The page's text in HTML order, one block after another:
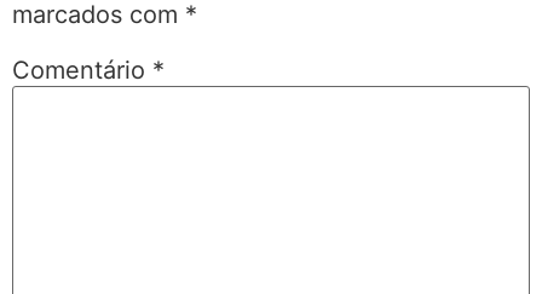
marcados com *
Comentário *